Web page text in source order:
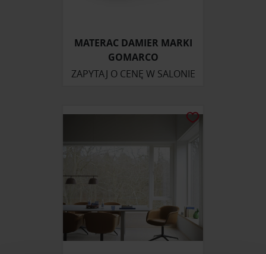
MATERAC DAMIER MARKI
GOMARCO
ZAPYTAJ O CENĘ W SALONIE